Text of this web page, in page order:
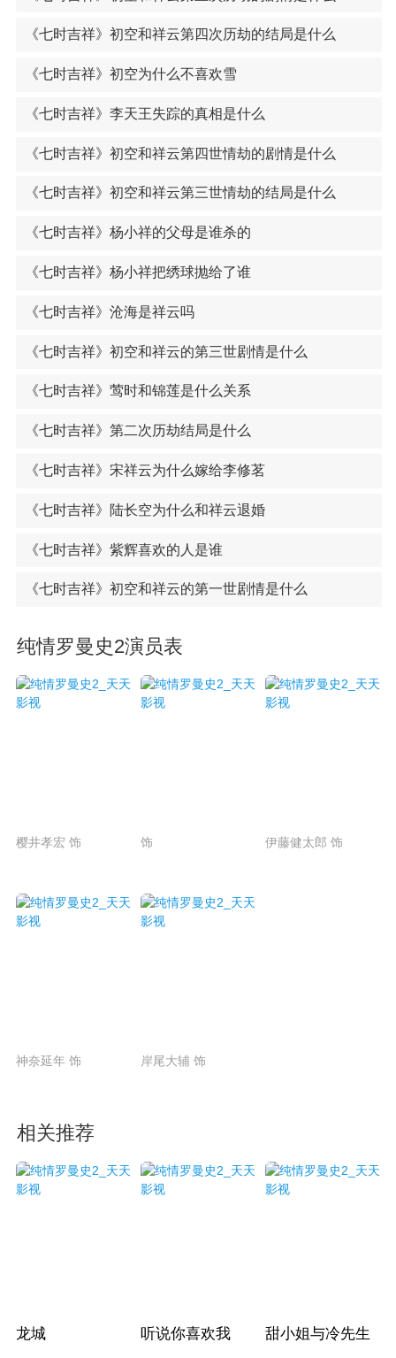
《七时吉祥》初空和祥云第四次历劫的结局是什么
《七时吉祥》初空为什么不喜欢雪
《七时吉祥》李天王失踪的真相是什么
《七时吉祥》初空和祥云第四世情劫的剧情是什么
《七时吉祥》初空和祥云第三世情劫的结局是什么
《七时吉祥》杨小祥的父母是谁杀的
《七时吉祥》杨小祥把绣球抛给了谁
《七时吉祥》沧海是祥云吗
《七时吉祥》初空和祥云的第三世剧情是什么
《七时吉祥》莺时和锦莲是什么关系
《七时吉祥》第二次历劫结局是什么
《七时吉祥》宋祥云为什么嫁给李修茗
《七时吉祥》陆长空为什么和祥云退婚
《七时吉祥》紫辉喜欢的人是谁
《七时吉祥》初空和祥云的第一世剧情是什么
纯情罗曼史2演员表
樱井孝宏 饰 饰 伊藤健太郎 饰
神奈延年 饰 岸尾大辅 饰
相关推荐
龙城 听说你喜欢我 甜小姐与冷先生